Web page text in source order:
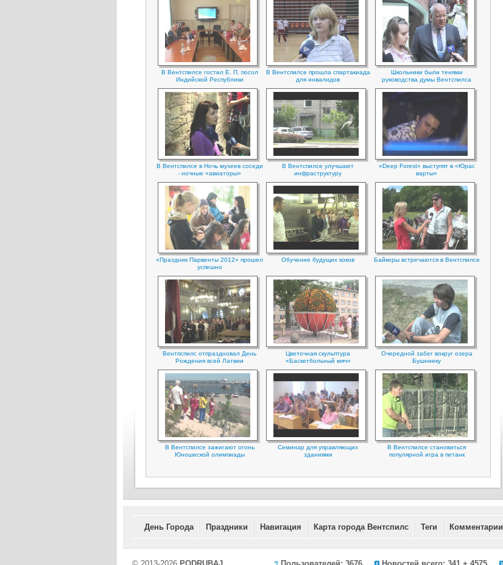
В Вентспилсе гостил Е. П. посол
Индийской Республики
В Вентспилсе прошла спартакиада
для инвалидов
Школьники были тенями
руководства думы Вентспилса
В Вентспилсе в Ночь музеев соседи
- ночные «авиаторы»
В Вентспилсе улучшают
инфраструктуру
«Deep Forest» выступят в «Юрас
варты»
«Праздник Парвенты 2012» прошел
успешно
Обучение будущих коков Байкеры встречаются в Вентспилсе
Вентпспилс отпраздновал День
Рождения всей Латвии
Цветочная скульптура
«Баскетбольный мяч»
Очередной забег вокруг озера
Бушниеку
В Вентспилсе зажигают огонь
Юношеской олимпиады
Семинар для управляющих
зданиями
В Вентспилсе становиться
популярной игра в петанк
День Города Праздники Навигация Карта города Вентспилс Теги Комментарии